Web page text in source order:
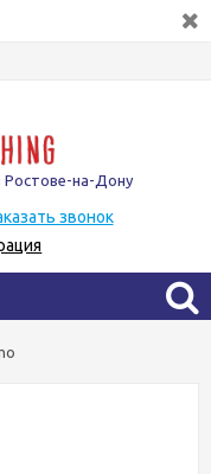
Ростове-на-Дону
звонок